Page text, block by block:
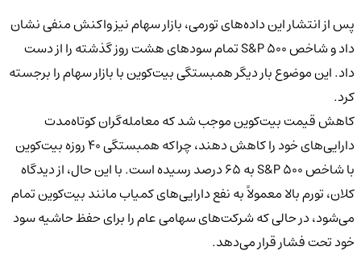
پس از انتشار این داده‌های تورمی، بازار سهام نیز واکنش منفی نشان
داد و شاخص S&P 500 تمام سودهای هشت روز گذشته را از دست
داد. این موضوع بار دیگر همبستگی بیت‌کوین با بازار سهام را برجسته
کرد.
کاهش قیمت بیت‌کوین موجب شد که معامله‌گران کوتاه‌مدت
دارایی‌های خود را کاهش دهند، چراکه همبستگی ۴۰ روزه بیت‌کوین
با شاخص S&P 500 به ۶۵ درصد رسیده است. با این حال، از دیدگاه
کلان، تورم بالا معمولاً به نفع دارایی‌های کمیاب مانند بیت‌کوین تمام
می‌شود، در حالی که شرکت‌های سهامی عام را برای حفظ حاشیه سود
خود تحت فشار قرار می‌دهد.